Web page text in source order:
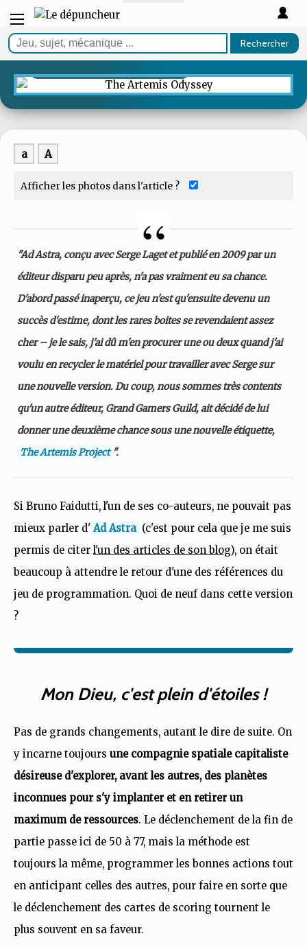
Rechercher
The Artemis Odyssey
a A
Afficher les photos dans l'article ?
"Ad Astra, conçu avec Serge Laget et publié en 2009 par un
éditeur disparu peu après, n'a pas vraiment eu sa chance.
D'abord passé inaperçu, ce jeu n'est qu'ensuite devenu un
succès d'estime, dont les rares boites se revendaient assez
cher – je le sais, j'ai dû m'en procurer une ou deux quand j'ai
voulu en recycler le matériel pour travailler avec Serge sur
une nouvelle version. Du coup, nous sommes très contents
qu'un autre éditeur, Grand Gamers Guild, ait décidé de lui
donner une deuxième chance sous une nouvelle étiquette,
The Artemis Project ".
Si Bruno Faidutti, l'un de ses co-auteurs, ne pouvait pas
mieux parler d' Ad Astra (c'est pour cela que je me suis
permis de citerl'un des articles de son blog), on était
beaucoup à attendre le retour d'une des références du
jeu de programmation. Quoi de neuf dans cette version
?
Mon Dieu, c'est plein d'étoiles !
Pas de grands changements, autant le dire de suite. On
y incarne toujours une compagnie spatiale capitaliste
désireuse d'explorer, avant les autres, des planètes
inconnues pour s'y implanter et en retirer un
maximum de ressources. Le déclenchement de la fin de
partie passe ici de 50 à 77, mais la méthode est
toujours la même, programmer les bonnes actions tout
en anticipant celles des autres, pour faire en sorte que
le déclenchement des cartes de scoring tournent le
plus souvent en sa faveur.